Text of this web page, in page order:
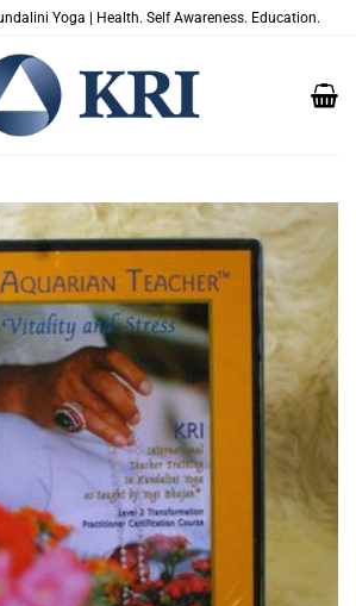
Yoga | Health. Self Awareness. Education.